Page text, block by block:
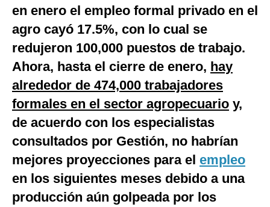
Internacional
Tecnología
Club del Suscriptor
Mix
G de Gestión
Notas Contratadas
Podcast
Gestión TV
Videos
en enero el empleo formal privado en el
agro cayó 17.5%, con lo cual se
redujeron 100,000 puestos de trabajo.
Ahora, hasta el cierre de enero, hay
alrededor de 474,000 trabajadores
formales en el sector agropecuario y,
de acuerdo con los especialistas
consultados por Gestión, no habrían
mejores proyecciones para el empleo
en los siguientes meses debido a una
producción aún golpeada por los